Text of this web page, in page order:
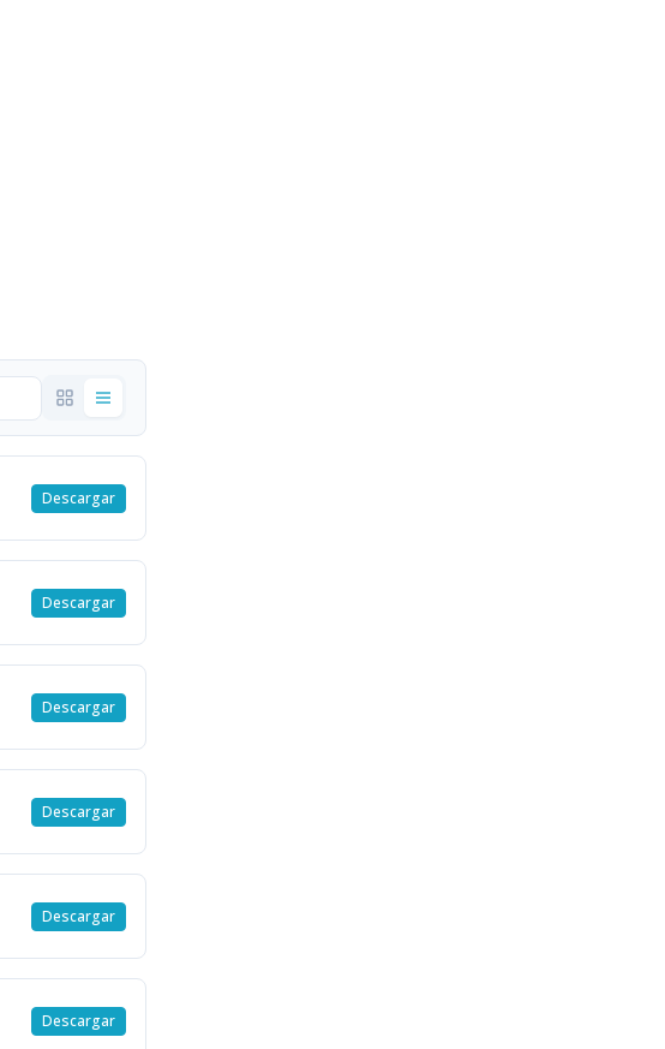
Descargar
Descargar
Descargar
Descargar
Descargar
Descargar